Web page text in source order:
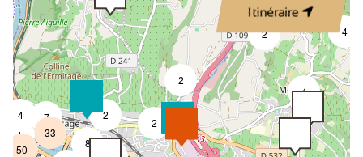
Itinéraire
2
2
2
4
4
2
8
4
4
7
50
33